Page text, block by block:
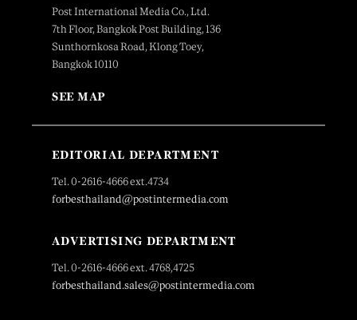
Post International Media Co., Ltd.
7th Floor, Bangkok Post Building, 136
Sunthornkosa Road, Klong Toey,
Bangkok 10110
SEE MAP
EDITORIAL DEPARTMENT
Tel. 0-2616-4666 ext.4734
forbesthailand@postintermedia.com
ADVERTISING DEPARTMENT
Tel. 0-2616-4666 ext. 4768,4725
forbesthailand.sales@postintermedia.com